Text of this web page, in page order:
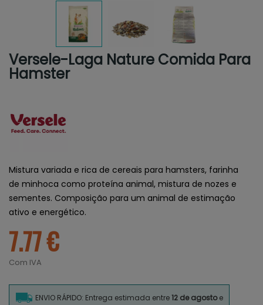
Versele-Laga Nature Comida Para
Hamster
Mistura variada e rica de cereais para hamsters, farinha
de minhoca como proteína animal, mistura de nozes e
sementes. Composição para um animal de estimação
ativo e energético.
7.77 €
Com IVA
ENVIO RÁPIDO: Entrega estimada entre12 de agostoe